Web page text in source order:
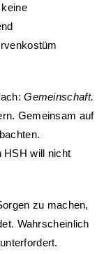
Gemeinschaft.
Gemeinsam auf
HSH will nicht
zu machen,
Wahrscheinlich